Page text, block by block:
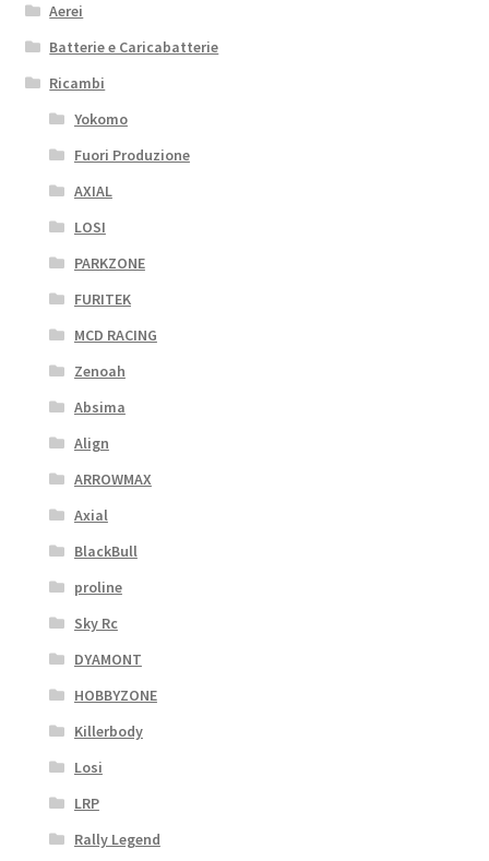
Aerei
Batterie e Caricabatterie
Ricambi
Yokomo
Fuori Produzione
AXIAL
LOSI
PARKZONE
FURITEK
MCD RACING
Zenoah
Absima
Align
ARROWMAX
Axial
BlackBull
proline
Sky Rc
DYAMONT
HOBBYZONE
Killerbody
Losi
LRP
Rally Legend